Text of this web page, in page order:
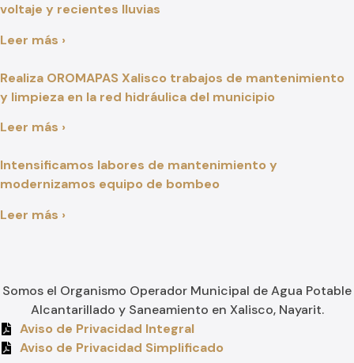
voltaje y recientes lluvias
Leer más ›
Realiza OROMAPAS Xalisco trabajos de mantenimiento
y limpieza en la red hidráulica del municipio
Leer más ›
Intensificamos labores de mantenimiento y
modernizamos equipo de bombeo
Leer más ›
Somos el Organismo Operador Municipal de Agua Potable
Alcantarillado y Saneamiento en Xalisco, Nayarit.
Aviso de Privacidad Integral
Aviso de Privacidad Simplificado